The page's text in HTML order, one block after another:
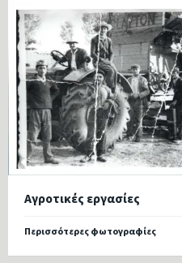
Αγροτικές εργασίες
Περισσότερες φωτογραφίες